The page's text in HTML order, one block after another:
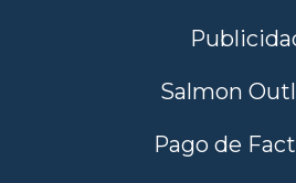
Salmon
Pago de